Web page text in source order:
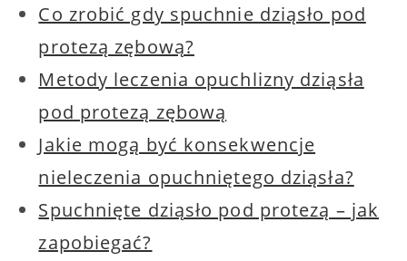
Co zrobić gdy spuchnie dziąsło pod
protezą zębową?
Metody leczenia opuchlizny dziąsła
pod protezą zębową
Jakie mogą być konsekwencje
nieleczenia opuchniętego dziąsła?
Spuchnięte dziąsło pod protezą – jak
zapobiegać?